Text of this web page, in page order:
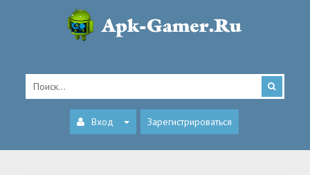
Вход Зарегистрироваться